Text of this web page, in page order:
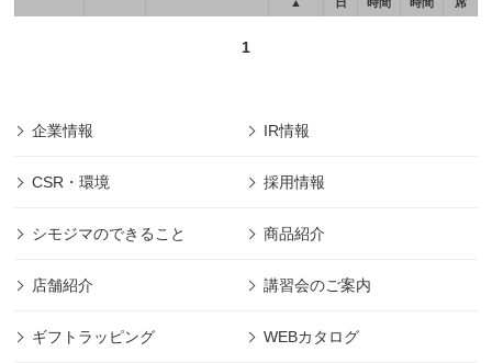
1
企業情報 IR情報
CSR・環境 採用情報
シモジマのできること 商品紹介
店舗紹介 講習会のご案内
ギフトラッピング WEBカタログ